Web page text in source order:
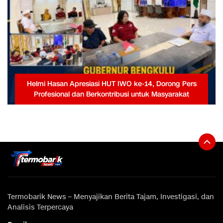
Helmi Hasan Apresiasi HUT IWO ke-14, Dorong Pers
Profesional dan Berkontribusi untuk Masyarakat
Termobarik News – Menyajikan Berita Tajam, Investigasi, dan
Analisis Terpercaya